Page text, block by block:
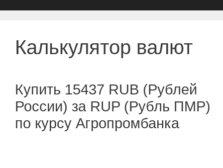
Калькулятор валют
Купить 15437 RUB (Рублей
России) за RUP (Рубль ПМР)
по курсу Агропромбанка